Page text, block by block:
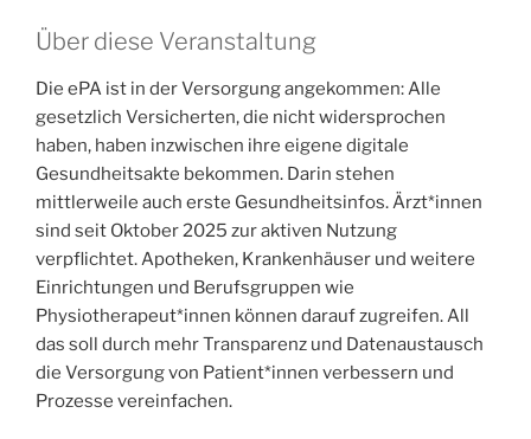
Über diese Veranstaltung
Die ePA ist in der Versorgung angekommen: Alle
gesetzlich Versicherten, die nicht widersprochen
haben, haben inzwischen ihre eigene digitale
Gesundheitsakte bekommen. Darin stehen
mittlerweile auch erste Gesundheitsinfos. Ärzt*innen
sind seit Oktober 2025 zur aktiven Nutzung
verpflichtet. Apotheken, Krankenhäuser und weitere
Einrichtungen und Berufsgruppen wie
Physiotherapeut*innen können darauf zugreifen. All
das soll durch mehr Transparenz und Datenaustausch
die Versorgung von Patient*innen verbessern und
Prozesse vereinfachen.